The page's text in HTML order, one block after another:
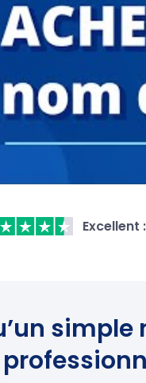
Excellent :